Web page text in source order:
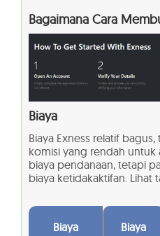
Bagaimana Cara
Biaya
Biaya Exness relatif
komisi yang rendah untuk
biaya pendanaan, tetapi
biaya ketidakaktifan. Lihat
Biaya
Biaya